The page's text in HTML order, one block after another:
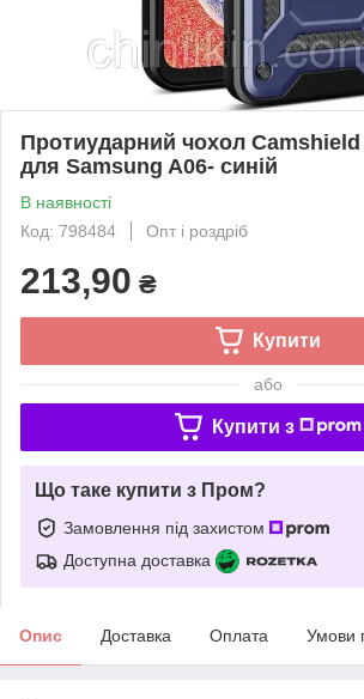
Протиударний чохол
для Samsung A06- синій
В наявності
Код: 798484
Опт і роздріб
213,90 ₴
Купити
або
Купити з
Що таке купити з Пром?
Замовлення під захистом
Доступна доставка
Опис Доставка Оплата Умови